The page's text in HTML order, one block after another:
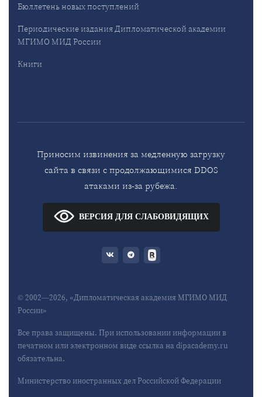
Бюллетень новых поступлений
Периодические издания Дипломатической академии
МГИМО МИД России
Книги
Приносим извинения за медленную загрузку
сайта в связи с продолжающимися DDOS
атаками из-за рубежа.
ВЕРСИЯ ДЛЯ СЛАБОВИДЯЩИХ
© 2002—2026, «Дипломатическая академия МГИМО МИД
России»
Все права защищены. При использовании информации в
печатном или электронном виде ссылка на dipacademy.ru
обязательна.
Министерство иностранных дел Российской Федерации